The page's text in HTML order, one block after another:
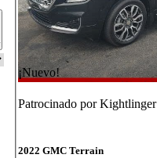
¡Nuevo!
Patrocinado por
2022 GMC Terrain